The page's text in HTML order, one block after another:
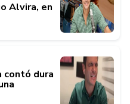
Alvira, en
contó dura